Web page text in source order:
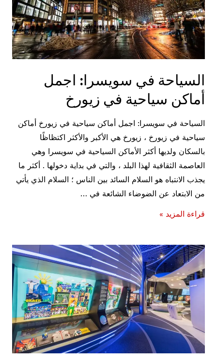
السياحة في سويسرا: اجمل
أماكن سياحية في زيورخ
السياحة في سويسرا: اجمل أماكن سياحية في زيورخ أماكن
سياحية في زيورخ ، زيورخ هي الأكبر والأكثر اكتظاظًا
بالسكان ولديها أكثر الأماكن السياحية في سويسرا وهي
العاصمة الثقافية لهذا البلد ، والتي في بداية دخولها . أكثر ما
يجذب الانتباه هو السلام السائد بين الناس ؛ السلام الذي يأتي
من الابتعاد عن الضوضاء الشائعة في …
السياحة
اجمل
أماكن
سياحية
زيورخ
قراءة المزيد »